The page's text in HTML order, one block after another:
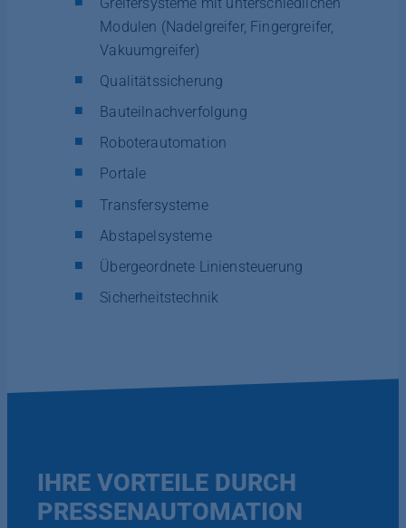
Modulen (Nadelgreifer, Fingergreifer,
Vakuumgreifer)
Qualitätssicherung
Bauteilnachverfolgung
Roboterautomation
Portale
Transfersysteme
Abstapelsysteme
Übergeordnete Liniensteuerung
Sicherheitstechnik
IHRE VORTEILE DURCH
PRESSENAUTOMATION